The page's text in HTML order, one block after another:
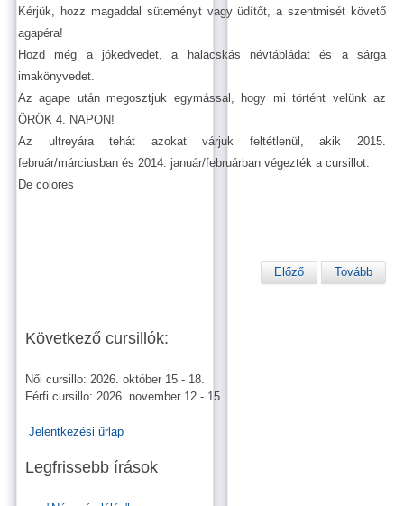
Kérjük, hozz magaddal süteményt vagy üdítőt, a szentmisét követő
agapéra!
Hozd még a jókedvedet, a halacskás névtábládat és a sárga
imakönyvedet.
Az agape után megosztjuk egymással, hogy mi történt velünk az
ÖRÖK 4. NAPON!
Az ultreyára tehát azokat várjuk feltétlenül, akik 2015.
február/márciusban és 2014. január/februárban végezték a cursillot.
De colores
Előző Tovább
Következő cursillók:
Női cursillo: 2026. október 15 - 18.
Férfi cursillo: 2026. november 12 - 15.
Jelentkezési űrlap
Legfrissebb írások